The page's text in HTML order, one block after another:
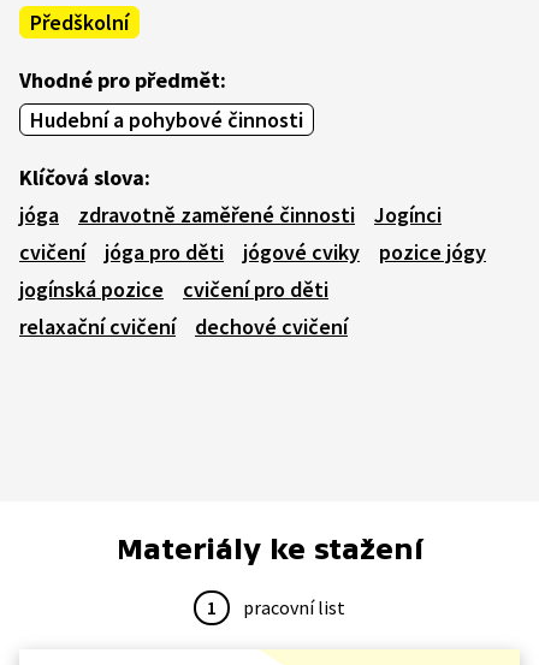
Předškolní
Vhodné pro předmět:
Hudební a pohybové činnosti
Klíčová slova:
jóga
zdravotně zaměřené činnosti
Jogínci
cvičení
jóga pro děti jógové cviky
pozice jógy
jogínská pozice
cvičení pro děti
relaxační cvičení
dechové cvičení
Materiály ke stažení
1 pracovní list